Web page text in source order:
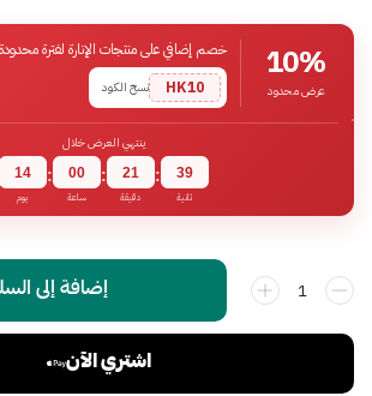
10%
عرض محدود
خصم إضافي على منتجات الإنارة لفترة محدودة
HK10
نسخ الكود
ينتهي العرض خلال
14
يوم
: 00
ساعة
: 21
دقيقة
: 39
ثانية
إضافة إلى
اشتري الآن